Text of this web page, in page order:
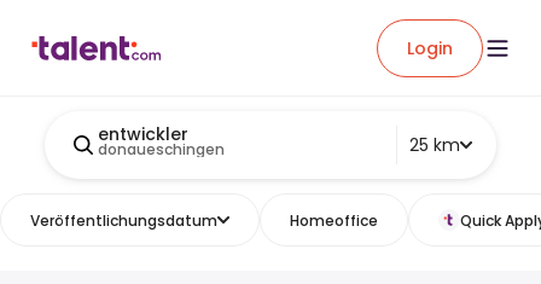
Login
entwickler
donaueschingen 25 km
Veröffentlichungsdatum Homeoffice Quick